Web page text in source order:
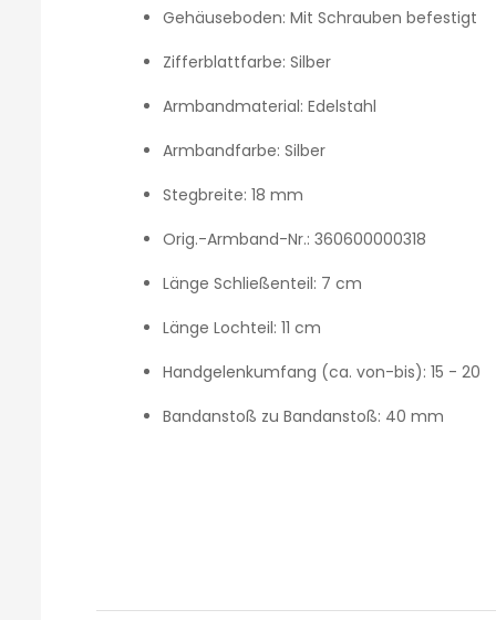
Gehäuseboden: Mit Schrauben befestigt
Zifferblattfarbe: Silber
Armbandmaterial: Edelstahl
Armbandfarbe: Silber
Stegbreite: 18 mm
Orig.-Armband-Nr.: 360600000318
Länge Schließenteil: 7 cm
Länge Lochteil: 11 cm
Handgelenkumfang (ca. von-bis): 15 - 20
Bandanstoß zu Bandanstoß: 40 mm